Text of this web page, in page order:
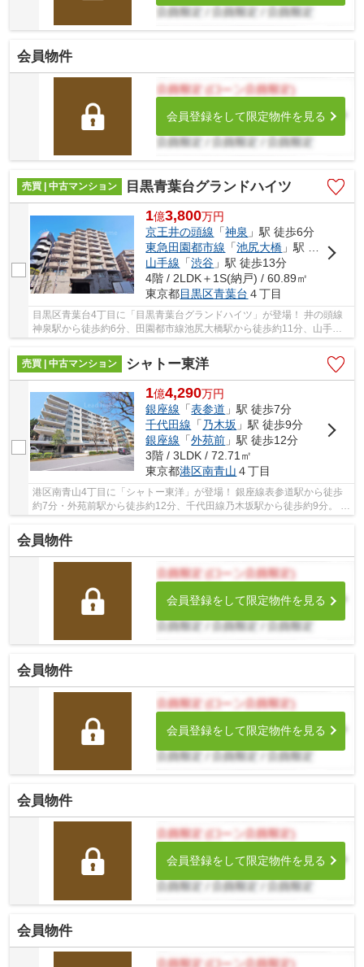
会員物件
会員登録をして限定物件を見る
売買 | 中古マンション 目黒青葉台グランドハイツ
1億3,800万円
京王井の頭線 「神泉 」駅 徒歩6分
東急田園都市線 「池尻大橋 」駅 徒歩11分
山手線 「渋谷 」駅 徒歩13分
4階 / 2LDK＋1S(納戸) / 60.89㎡
東京都目黒区青葉台 ４丁目
目黒区青葉台4丁目に「目黒青葉台グランドハイツ」が登場！ 井の頭線
神泉駅から徒歩約6分、田園都市線池尻大橋駅から徒歩約11分、山手線
渋谷駅から徒歩約13分。 9路線3駅利用可能な大...
売買 | 中古マンション
シャトー東洋
1億4,290万円
銀座線 「表参道 」駅 徒歩7分
千代田線 「乃木坂 」駅 徒歩9分
銀座線 「外苑前 」駅 徒歩12分
3階 / 3LDK / 72.71㎡
東京都港区南青山 ４丁目
港区南青山4丁目に「シャトー東洋」が登場！ 銀座線表参道駅から徒歩
約7分・外苑前駅から徒歩約12分、千代田線乃木坂駅から徒歩約9分。 3
路線3駅利用可能な大変便利な立地に位置した物...
会員物件
会員登録をして限定物件を見る
会員物件
会員登録をして限定物件を見る
会員物件
会員登録をして限定物件を見る
会員物件